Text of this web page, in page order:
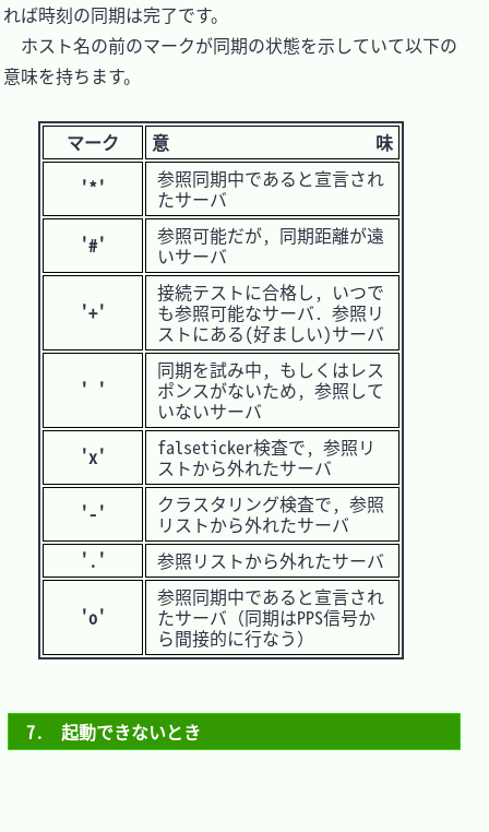
れば時刻の同期は完了です。
ホスト名の前のマークが同期の状態を示していて以下の
意味を持ちます。
マーク
意 味
'*'
参照同期中であると宣言され
たサーバ
'#'
参照可能だが, 同期距離が遠
いサーバ
'+'
接続テストに合格し, いつで
も参照可能なサーバ. 参照リ
ストにある(好ましい)サーバ
' '
同期を試み中, もしくはレス
ポンスがないため, 参照して
いないサーバ
'x'
falseticker検査で, 参照リ
ストから外れたサーバ
'-'
クラスタリング検査で, 参照
リストから外れたサーバ
'.'
参照リストから外れたサーバ
'o'
参照同期中であると宣言され
たサーバ（同期はPPS信号か
ら間接的に行なう）
7.　起動できないとき